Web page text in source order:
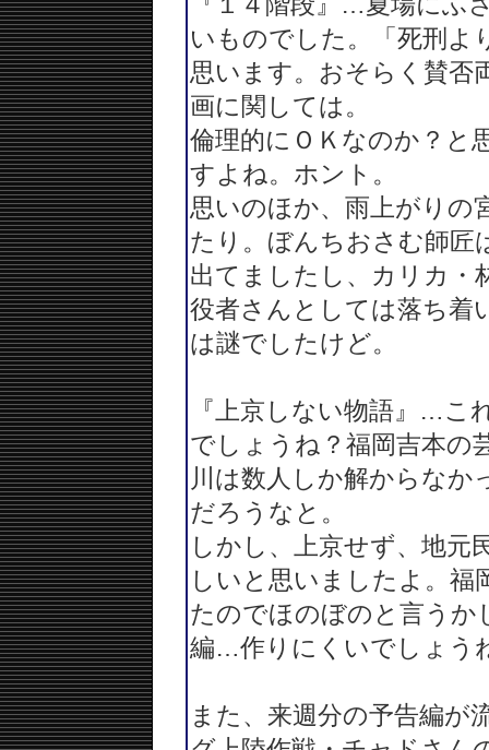
いものでした。「死刑
思います。おそらく賛否
画に関しては。
倫理的にＯＫなのか？と
すよね。ホント。
思いのほか、雨上がりの
たり。ぼんちおさむ師匠
出てましたし、カリカ・
役者さんとしては落ち着
は謎でしたけど。
『上京しない物語』…こ
でしょうね？福岡吉本の
川は数人しか解からな
だろうなと。
しかし、上京せず、地元
しいと思いましたよ。福
たのでほのぼのと言うか
編…作りにくいでしょう
また、来週分の予告編